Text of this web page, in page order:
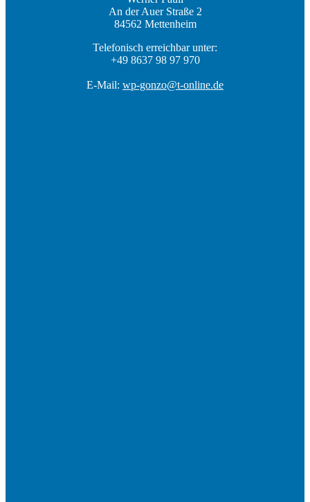
An der Auer Straße 2
84562 Mettenheim
Telefonisch erreichbar unter:
+49 8637 98 97 970
E-Mail: wp-gonzo@t-online.de